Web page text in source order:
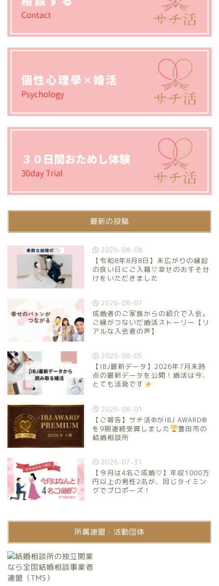
最新の投稿
2026-08-08
【令和8年8月8日】末広がりの縁起
の良い日にご入籍♡幸せのおすそ分
けをいただきました
2026-08-07
成婚者のご家族からの紹介で入会。
ご縁がつないだ婚活ストーリー【リ
アルな入会者の声】
2026-08-05
【IBJ最新データ】2026年7月末時
点の最新データを公開！婚活は今、
とても活発です
2026-08-01
【ご報告】サチ活®がIBJ AWARD®
を9期連続受賞しました
豊田市の
結婚相談所
2026-07-31
【今月は4名ご成婚♡】年収1000万
円以上の男性2名が、同じタイミン
グでプロポーズ！
所属連盟・活動団体